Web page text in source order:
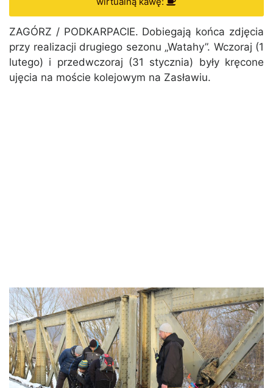
ZAGÓRZ / PODKARPACIE. Dobiegają końca zdjęcia
przy realizacji drugiego sezonu „Watahy”. Wczoraj (1
lutego) i przedwczoraj (31 stycznia) były kręcone
ujęcia na moście kolejowym na Zasławiu.